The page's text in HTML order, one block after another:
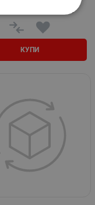
лв.
КУПИ